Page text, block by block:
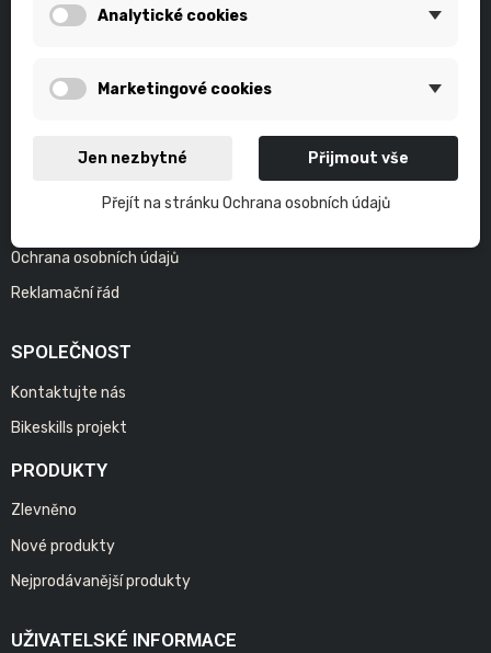
skupinová výuka technické jízdy na kole v terénu.
ZÁKONNÉ PODMÍNKY
Ochrana osobních údajů
Reklamační řád
SPOLEČNOST
Kontaktujte nás
Bikeskills projekt
PRODUKTY
Zlevněno
Nové produkty
Nejprodávanější produkty
UŽIVATELSKÉ INFORMACE
Analytické cookies
Marketingové cookies
Jen nezbytné Přijmout vše
Přejít na stránku Ochrana osobních údajů